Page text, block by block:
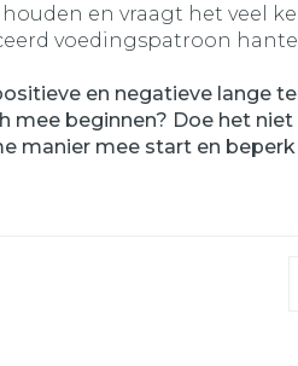
en vraagt het veel
voedingspatroon
en negatieve lange
beginnen? Doe het
manier mee start en